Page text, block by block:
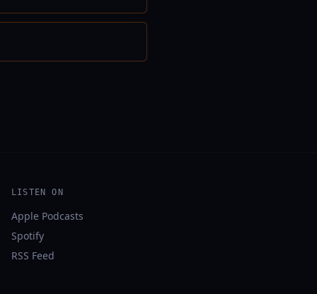
LISTEN ON
Apple Podcasts
Spotify
RSS Feed